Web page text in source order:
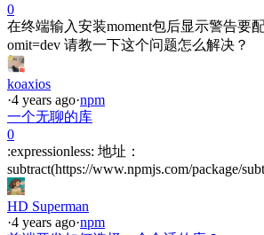
0
在终端输入安装moment包后显示警告要
omit=dev 请教一下这个问题怎么解决？
koaxios
·4 years ago·npm
一个无聊的库
0
:expressionless: 地址：
subtract(https://www.npmjs.com/package/subt
HD Superman
·4 years ago·npm